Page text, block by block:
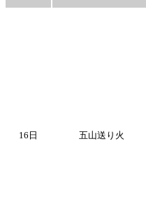
16日 五山送り火